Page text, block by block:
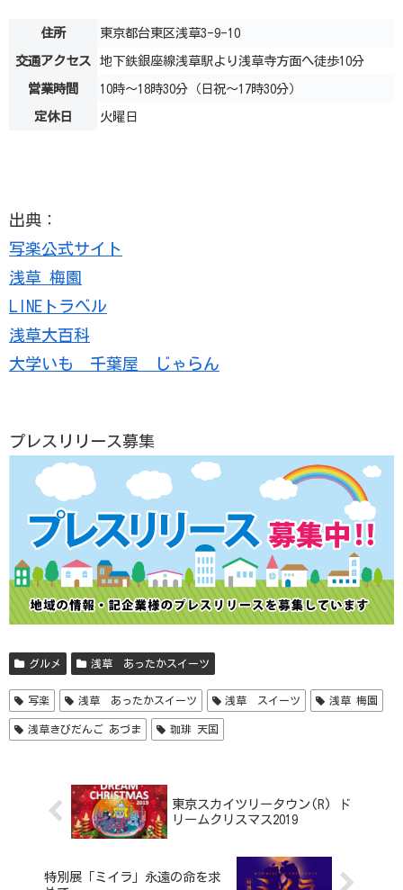
住所 東京都台東区浅草3-9-10
交通アクセス 地下鉄銀座線浅草駅より浅草寺方面へ徒歩10分
営業時間 10時～18時30分（日祝～17時30分）
定休日 火曜日
出典：
写楽公式サイト
浅草 梅園
LINEトラべル
浅草大百科
大学いも 千葉屋 じゃらん
プレスリリース募集
グルメ 浅草 あったかスイーツ
写楽 浅草 あったかスイーツ 浅草 スイーツ 浅草 梅園
浅草きびだんご あづま 珈琲 天国
東京スカイツリータウン(R) ド
リームクリスマス2019
特別展「ミイラ」永遠の命を求